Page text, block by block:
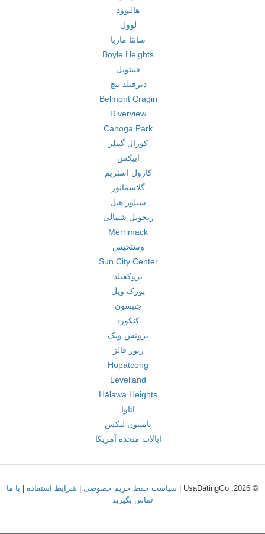
هالیوود
لوول
سانتا ماریا
Boyle Heights
فییتویل
دیرفیلد بیچ
Belmont Cragin
Riverview
Canoga Park
کورال گیبلز
ایپکس
کارول استریم
گلاسمانور
سیلور هیل
ریجویل شمالی
Merrimack
وستچیس
Sun City Center
بروکفیلد
یورک ویل
جنیسون
کنکورد
برونس ویک
ریور فالز
Hopatcong
Levelland
Hālawa Heights
اتاوا
پامپتون لیکس
ایالات متحده آمریکا
© 2026, UsaDatingGo | سیاست حفظ حریم خصوصی شرایط استفاده
با ما
تماس بگیرید